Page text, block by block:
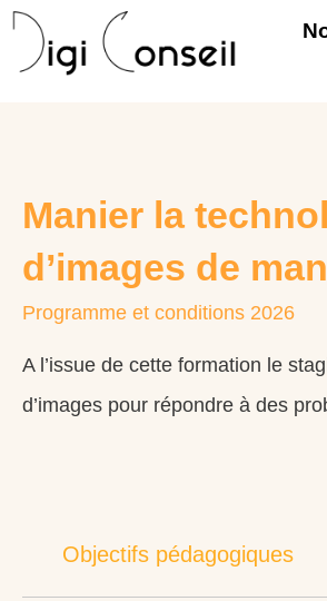
Manier la
d’images de
Programme et conditions 2026
A l’issue de cette formation le
d’images pour répondre à des
Objectifs pédagogiques